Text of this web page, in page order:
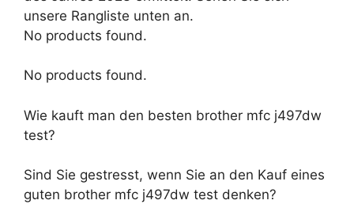
unsere Rangliste unten an.
No products found.
No products found.
Wie kauft man den besten brother mfc j497dw
test?
Sind Sie gestresst, wenn Sie an den Kauf eines
guten brother mfc j497dw test denken?